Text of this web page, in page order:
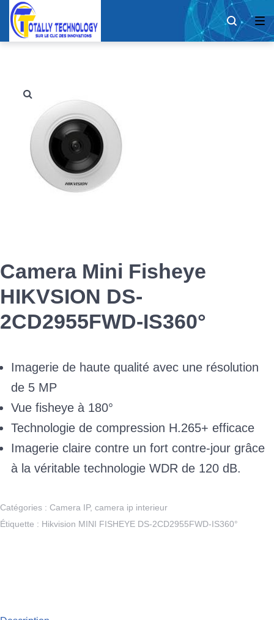
Camera Mini Fisheye
HIKVSION DS-
2CD2955FWD-IS360°
Imagerie de haute qualité avec une résolution
de 5 MP
Vue fisheye à 180°
Technologie de compression H.265+ efficace
Imagerie claire contre un fort contre-jour grâce
à la véritable technologie WDR de 120 dB.
Catégories : Camera IP, camera ip interieur
Étiquette : Hikvision MINI FISHEYE DS-2CD2955FWD-IS360°